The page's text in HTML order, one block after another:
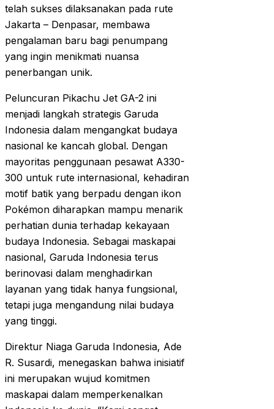
telah sukses dilaksanakan pada rute
Jakarta – Denpasar, membawa
pengalaman baru bagi penumpang
yang ingin menikmati nuansa
penerbangan unik.
Peluncuran Pikachu Jet GA-2 ini
menjadi langkah strategis Garuda
Indonesia dalam mengangkat budaya
nasional ke kancah global. Dengan
mayoritas penggunaan pesawat A330-
300 untuk rute internasional, kehadiran
motif batik yang berpadu dengan ikon
Pokémon diharapkan mampu menarik
perhatian dunia terhadap kekayaan
budaya Indonesia. Sebagai maskapai
nasional, Garuda Indonesia terus
berinovasi dalam menghadirkan
layanan yang tidak hanya fungsional,
tetapi juga mengandung nilai budaya
yang tinggi.
Direktur Niaga Garuda Indonesia, Ade
R. Susardi, menegaskan bahwa inisiatif
ini merupakan wujud komitmen
maskapai dalam memperkenalkan